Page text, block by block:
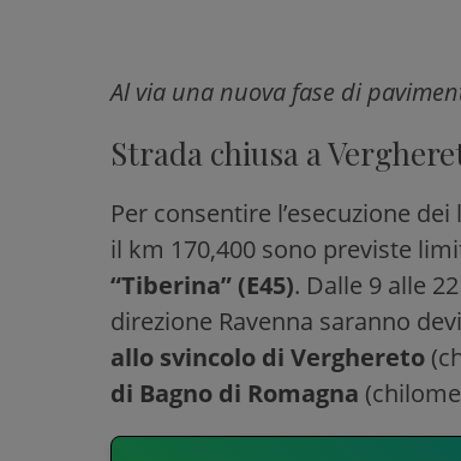
Al via una nuova fase di
Strada chiusa a
Per consentire l’esecuzione
il km 170,400 sono previste
“Tiberina” (E45). Dalle 9 alle
direzione Ravenna saranno
allo svincolo di Verghereto
di Bagno di Romagna